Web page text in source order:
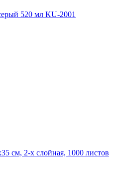
520 мл KU-2001
см, 2-х слойная, 1000 листов